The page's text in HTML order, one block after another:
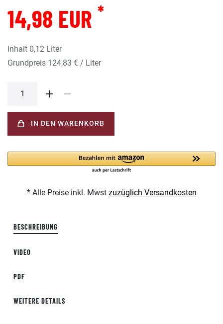
14,98 EUR *
Inhalt 0,12 Liter
Grundpreis 124,83 € / Liter
IN DEN WARENKORB
* Alle Preise inkl. Mwst zuzüglich Versandkosten
BESCHREIBUNG
VIDEO
PDF
WEITERE DETAILS